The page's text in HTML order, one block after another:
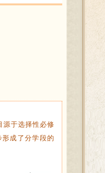
源于选择性必修
成了分学段的